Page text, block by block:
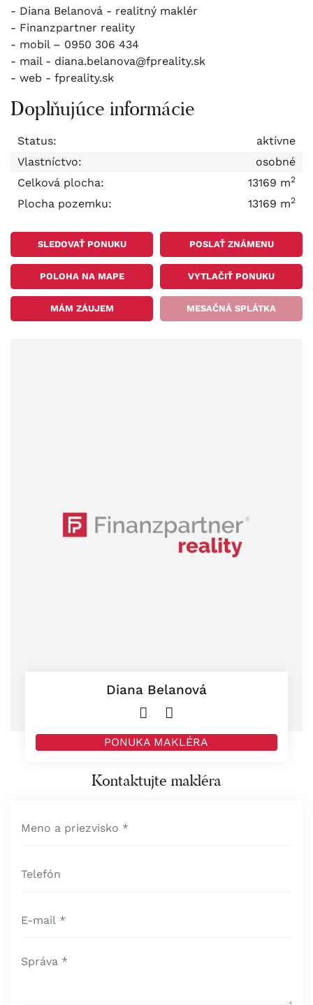
- Diana Belanová - realitný maklér
- Finanzpartner reality
- mobil – 0950 306 434
- mail - diana.belanova@fpreality.sk
- web - fpreality.sk
Doplňujúce informácie
Status:
aktívne
Vlastníctvo:
osobné
Celková plocha:
13169 m2
Plocha pozemku: 13169 m2
SLEDOVAŤ PONUKU POSLAŤ ZNÁMENU
POLOHA NA MAPE VYTLAČIŤ PONUKU
MÁM ZÁUJEM MESAČNÁ SPLÁTKA
Diana Belanová
PONUKA MAKLÉRA
Kontaktujte makléra